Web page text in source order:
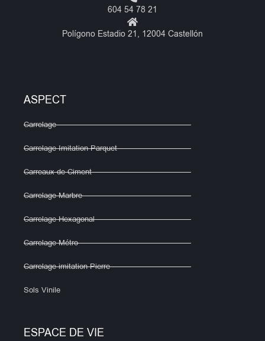
604 54 78 21
Polígono Estadio 21, 12004 Castellón
ASPECT
Carrelage
Carrelage Imitation Parquet
Carreaux de Ciment
Carrelage Marbre
Carrelage Hexagonal
Carrelage Métro
Carrelage imitation Pierre
Sols Vinile
ESPACE DE VIE